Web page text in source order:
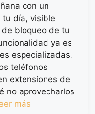
con un
tu día, visible
bloqueo de tu
ya es
especializadas.
teléfonos
extensiones de
no aprovecharlos
más